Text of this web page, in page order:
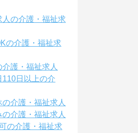
の介護・福祉求
の介護・福祉求
護・福祉求人
110日以上の介
介護・福祉求人
介護・福祉求人
の介護・福祉求